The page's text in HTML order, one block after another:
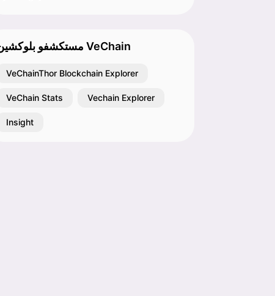
مستكشفو بلوكشين VeChain
VeChainThor Blockchain Explorer
VeChain Stats Vechain Explorer
Insight